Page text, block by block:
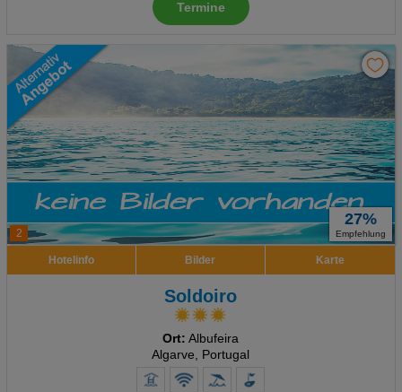
Termine
2
27%
Empfehlung
Hotelinfo Bilder Karte
Soldoiro
Ort: Albufeira
Algarve, Portugal